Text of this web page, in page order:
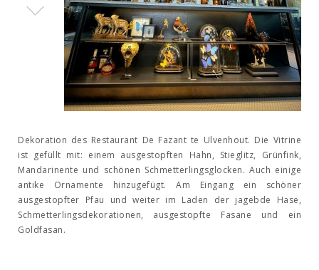
Dekoration des Restaurant De Fazant te Ulvenhout. Die Vitrine
ist gefüllt mit: einem ausgestopften Hahn, Stieglitz, Grünfink,
Mandarinente und schönen Schmetterlingsglocken. Auch einige
antike Ornamente hinzugefügt. Am Eingang ein schöner
ausgestopfter Pfau und weiter im Laden der jagebde Hase,
Schmetterlingsdekorationen, ausgestopfte Fasane und ein
Goldfasan.